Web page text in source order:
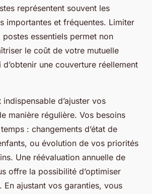
représentent souvent les
importantes et fréquentes. Limiter
postes essentiels permet non
le coût de votre mutuelle
d’obtenir une couverture réellement
d’ajuster vos
manière régulière. Vos besoins
: changements d’état de
ou évolution de vos priorités
Une réévaluation annuelle de
offre la possibilité d’optimiser
En ajustant vos garanties, vous